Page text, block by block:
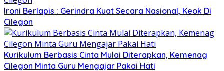
Ironi Berlapis : Gerindra Kuat Secara Nasional, Keok Di
Cilegon
Kurikulum Berbasis Cinta Mulai Diterapkan, Kemenag
Cilegon Minta Guru Mengajar Pakai Hati